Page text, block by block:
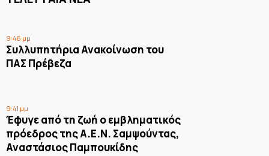
9:46 μμ
Συλλυπητήρια Ανακοίνωση του
ΠΑΣ Πρέβεζα
9:41 μμ
Έφυγε από τη ζωή ο εμβληματικός
πρόεδρος της Α.Ε.Ν. Σαμψούντας,
Αναστάσιος Παμπουκίδης